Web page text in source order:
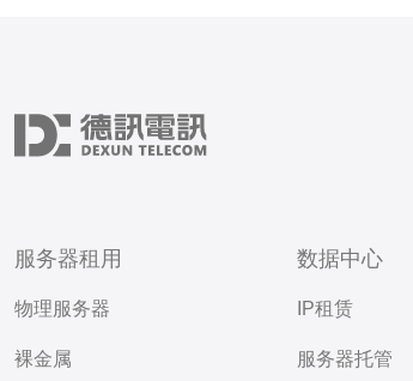
服务器租用
物理服务器
裸金属
数据中心
IP租赁
服务器托管